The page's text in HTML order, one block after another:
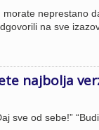
neprestano
na sve
najbolja
sve od sebe!”